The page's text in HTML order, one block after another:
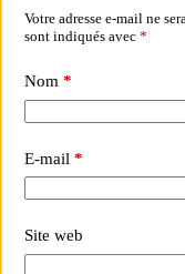
Votre adresse e-mail ne
sont indiqués avec *
Nom *
E-mail *
Site web